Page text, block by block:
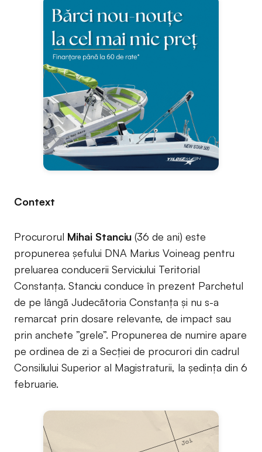
Context
Procurorul Mihai Stanciu (36 de ani) este
propunerea șefului DNA Marius Voineag pentru
preluarea conducerii Serviciului Teritorial
Constanța. Stanciu conduce în prezent Parchetul
de pe lângă Judecătoria Constanța și nu s-a
remarcat prin dosare relevante, de impact sau
prin anchete ”grele”. Propunerea de numire apare
pe ordinea de zi a Secției de procurori din cadrul
Consiliului Superior al Magistraturii, la ședința din 6
februarie.